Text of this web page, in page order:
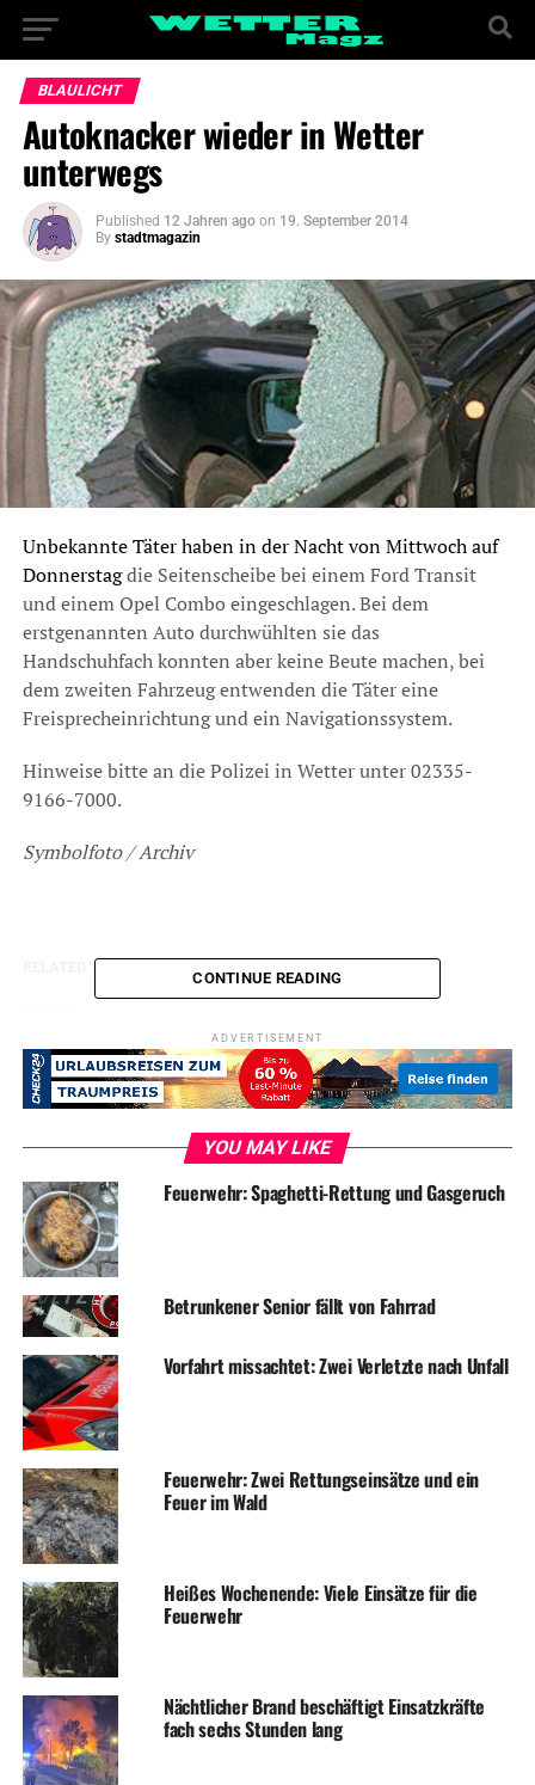
BLAULICHT
Autoknacker wieder in Wetter
unterwegs
Published 12 Jahren ago on 19. September 2014
By stadtmagazin
Unbekannte Täter haben in der Nacht von Mittwoch auf
Donnerstagdie Seitenscheibe bei einem Ford Transit
und einem Opel Combo eingeschlagen. Bei dem
erstgenannten Auto durchwühlten sie das
Handschuhfach konnten aber keine Beute machen, bei
dem zweiten Fahrzeug entwenden die Täter eine
Freisprecheinrichtung und ein Navigationssystem.
Hinweise bitte an die Polizei in Wetter unter 02335-
9166-7000.
Symbolfoto / Archiv
RELATED TOPICS:
Mehrere Einbrüche am helligten Tag
DON'T MISS
Zeuge überführt flüchtigen Parkrempler
CONTINUE READING
ADVERTISEMENT
YOU MAY LIKE
Feuerwehr: Spaghetti-Rettung und Gasgeruch
Betrunkener Senior fällt von Fahrrad
Vorfahrt missachtet: Zwei Verletzte nach Unfall
Feuerwehr: Zwei Rettungseinsätze und ein
Feuer im Wald
Heißes Wochenende: Viele Einsätze für die
Feuerwehr
Nächtlicher Brand beschäftigt Einsatzkräfte
fach sechs Stunden lang